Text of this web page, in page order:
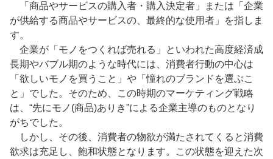
「商品やサービスの購入者・購入決定者」または「企業
が供給する商品やサービスの、最終的な使用者」を指しま
す。
企業が「モノをつくれば売れる」といわれた高度経済成
長期やバブル期のような時代には、消費者行動の中心は
「欲しいモノを買うこと」や「憧れのブランドを選ぶこ
と」でした。そのため、この時期のマーケティング戦略
は、“先にモノ(商品)ありき”による企業主導のものとなり
がちでした。
しかし、その後、消費者の物欲が満たされてくると消費
欲求は充足し、飽和状態となります。この状態を迎えた次